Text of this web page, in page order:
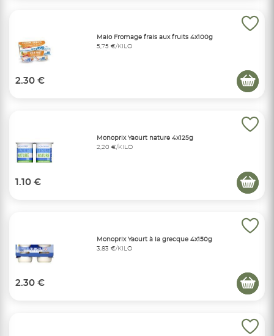
Malo Fromage frais aux fruits 4x100g
5,75 €/KILO
2.30 €
Monoprix Yaourt nature 4x125g
2,20 €/KILO
1.10 €
Monoprix Yaourt à la grecque 4x150g
3,83 €/KILO
2.30 €